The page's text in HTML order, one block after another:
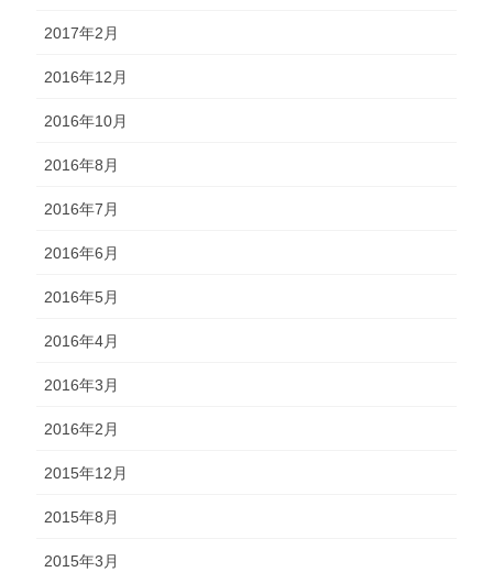
2017年2月
2016年12月
2016年10月
2016年8月
2016年7月
2016年6月
2016年5月
2016年4月
2016年3月
2016年2月
2015年12月
2015年8月
2015年3月